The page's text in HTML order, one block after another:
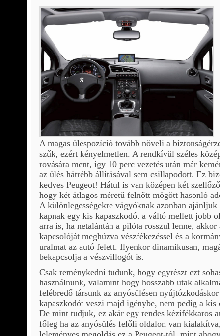
A magas üléspozíció tovább növeli a
szűk, ezért kényelmetlen. A rendkívül széles
rovására ment, így 10 perc vezetés után már
az ülés hátrébb állításával sem csillapodott. Ez
kedves Peugeot! Hátul is van középen két
hogy két átlagos méretű felnőtt mögött hasonló
A különlegességekre vágyóknak azonban
kapnak egy kis kapaszkodót a váltó mellett jobb
arra is, ha netalántán a pilóta rosszul lenne,
kapcsolóját meghúzva vészfékezéssel és a
uralmat az autó felett. Ilyenkor dinamikusan,
bekapcsolja a vészvillogót is.
Csak reménykedni tudunk, hogy egyrészt ezt
használnunk, valamint hogy hosszabb utak
felébredő társunk az anyósülésen
kapaszkodót veszi majd igénybe, nem pedig a
De mint tudjuk, ez akár egy rendes kézifékkaros
főleg ha az anyósülés felőli oldalon van
leleményes megoldás ez a Peugeot-tól, mint